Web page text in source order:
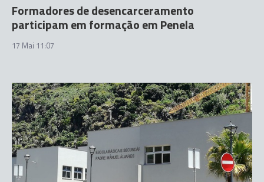
Formadores de desencarceramento
participam em formação em Penela
17 Mai 11:07